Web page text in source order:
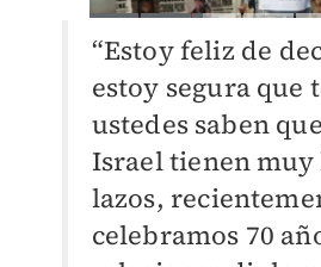
“Estoy feliz de
estoy segura que
ustedes saben
Israel tienen muy
lazos,
celebramos 70